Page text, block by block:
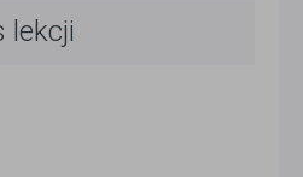
lekcji